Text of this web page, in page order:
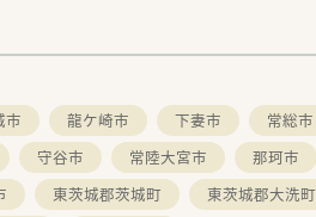
市 龍ケ崎市 下妻市 常総市
守谷市 常陸大宮市 那珂市
東茨城郡茨城町 東茨城郡大洗町